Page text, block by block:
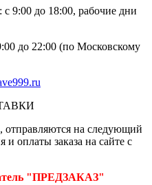
с 9:00 до 18:00, рабочие дни
до 22:00 (по Московскому
, отправляются на следующий
оплаты заказа на сайте с
"ПРЕДЗАКАЗ"